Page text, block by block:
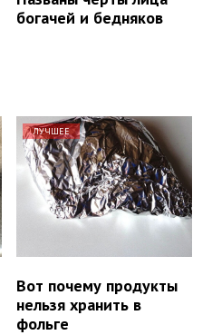
богачей и бедняков
ЛУЧШЕЕ
Вот почему продукты
нельзя хранить в
фольге